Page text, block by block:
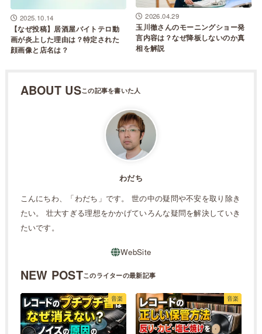
2025.10.14
【なぜ投稿】居酒屋バイトテロ動
画が炎上した理由は？特定された
顔画像と店名は？
2026.04.29
玉川徹さんのモーニングショー発
言内容は？なぜ降板しないのか真
相を解説
ABOUT US
わだち
こんにちわ、「わだち」です。 世の中の疑問や不安を取り除き
たい。 壮大すぎる理想をかかげていろんな疑問を解決していき
たいです。
NEW POST
音楽 音楽